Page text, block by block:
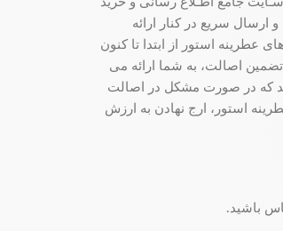
ارسال سریع در کنار ارائه
عطرینه استور از ابتدا تا کنون
اصالت، به شما ارائه می
که در صورت مشکل در اصالت
استور، ارج نهادن به ارزش
باشید.